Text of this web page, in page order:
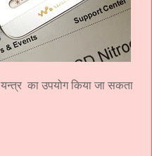
यन्त्र का उपयोग किया जा सकता